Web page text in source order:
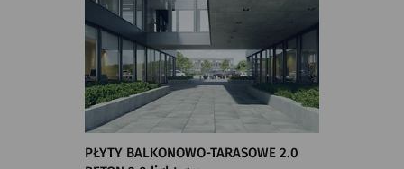
PŁYTY BALKONOWO-TARASOWE 2.0